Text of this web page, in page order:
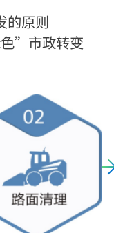
的原则
”市政转变